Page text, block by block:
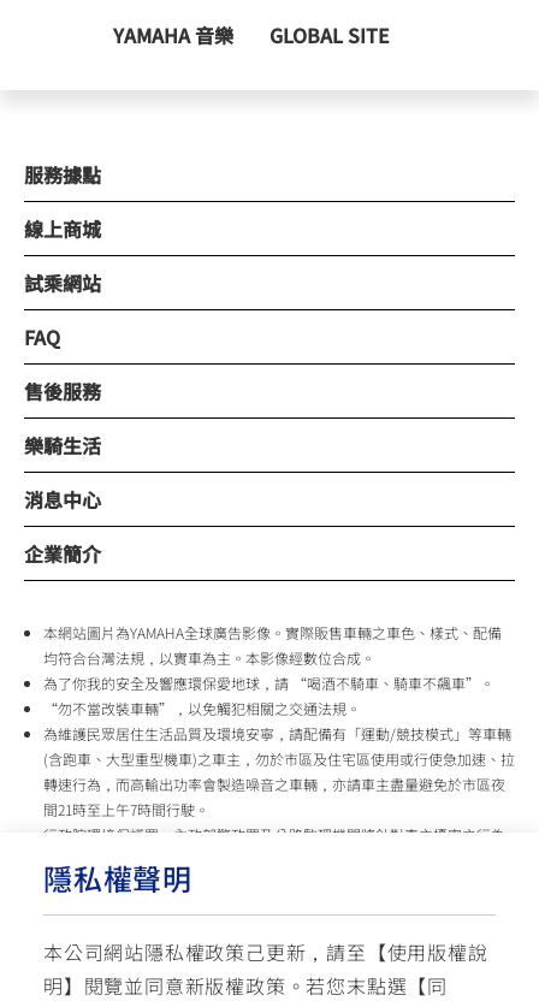
隱私權聲明
本公司網站隱私權政策己更新，請至【使用版權說
明】閱覽並同意新版權政策。 若您末點選【同
YAMAHA 音樂 GLOBAL SITE
服務據點
線上商城
試乘網站
FAQ
售後服務
樂騎生活
消息中心
企業簡介
本網站圖片為YAMAHA全球廣告影像。實際販售車輛之車色、樣式、配備
均符合台灣法規，以實車為主。本影像經數位合成。
為了你我的安全及響應環保愛地球，請 “喝酒不騎車、騎車不飆車”。
“勿不當改裝車輛”，以免觸犯相關之交通法規。
為維護民眾居住生活品質及環境安寧，請配備有「運動/競技模式」等車輛
(含跑車、大型重型機車)之車主，勿於市區及住宅區使用或行使急加速、拉
轉速行為，而高輸出功率會製造噪音之車輛，亦請車主盡量避免於市區夜
間21時至上午7時間行駛。
行政院環境保護署、內政部警政署及公路監理機關將針對車主擾寧之行為
台灣山葉機車 關心您
使用版權說明 隱私權政策 交通安全入口網